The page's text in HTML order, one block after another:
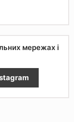
мережах і